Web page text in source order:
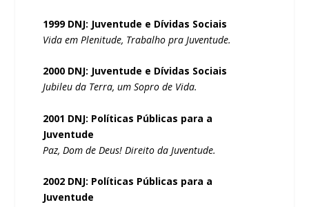
1999 DNJ: Juventude e Dívidas Sociais
Vida em Plenitude, Trabalho pra Juventude.
2000 DNJ: Juventude e Dívidas Sociais
Jubileu da Terra, um Sopro de Vida.
2001 DNJ: Políticas Públicas para a
Juventude
Paz, Dom de Deus! Direito da Juventude.
2002 DNJ: Políticas Públicas para a
Juventude